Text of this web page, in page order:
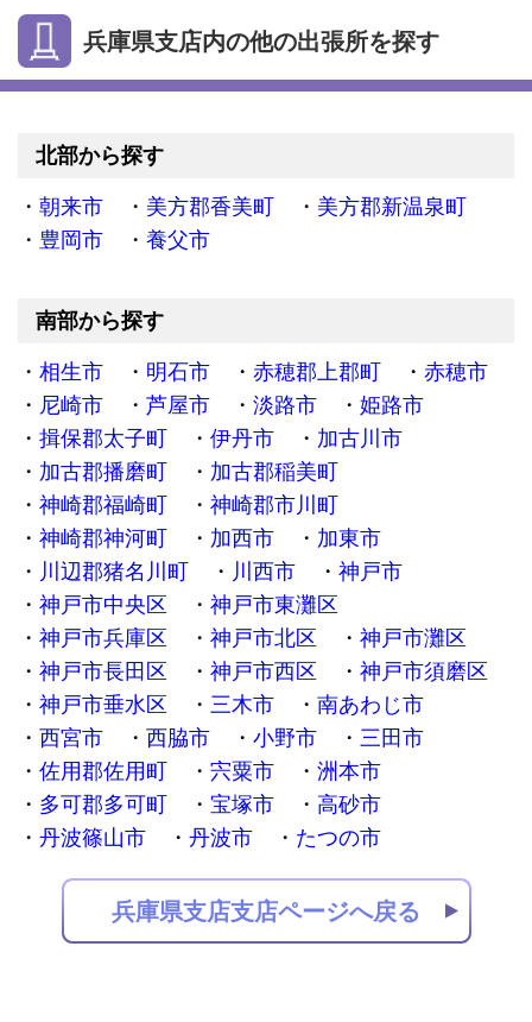
兵庫県支店内の他の出張所を探す
北部から探す
朝来市 美方郡香美町
美方郡新温泉町
豊岡市
養父市
南部から探す
相生市 明石市 赤穂郡上郡町
赤穂市
尼崎市
芦屋市 淡路市
姫路市
揖保郡太子町
伊丹市
加古川市
加古郡播磨町
加古郡稲美町
神崎郡福崎町
神崎郡市川町
神崎郡神河町
加西市
加東市
川辺郡猪名川町
川西市
神戸市
神戸市中央区
神戸市東灘区
神戸市兵庫区
神戸市北区
神戸市灘区
神戸市長田区
神戸市西区
神戸市須磨区
神戸市垂水区
三木市
南あわじ市
西宮市
西脇市 小野市
三田市
佐用郡佐用町
宍粟市
洲本市
多可郡多可町
宝塚市
高砂市
丹波篠山市
丹波市 たつの市
兵庫県支店支店ページへ戻る